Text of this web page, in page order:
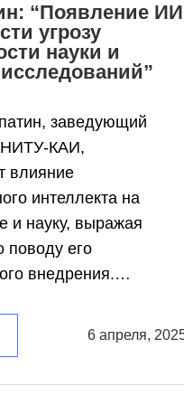
“Появление ИИ
угрозу
науки и
заведующий
КАИ,
влияние
интеллекта на
и науку, выражая
поводу его
внедрения.…
6 апреля,